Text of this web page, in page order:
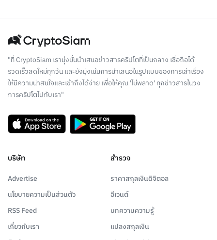
"ที่ CryptoSiam เรามุ่งมั่นนำเสนอข่าวสารคริปโตที่เป็นกลาง เชื่อถือได้
รวดเร็วสดใหม่ทุกวัน และยังมุ่งเน้นการนำเสนอในรูปแบบของการเล่าเรื่อง
ให้มีความน่าสนใจและเข้าถึงได้ง่าย เพื่อให้คุณ 'ไม่พลาด' ทุกข่าวสารในวง
การคริปโตไปกับเรา"
บริษัท
Advertise
นโยบายความเป็นส่วนตัว
RSS Feed
เกี่ยวกับเรา
สำรวจ
ราคาสกุลเงินดิจิตอล
อีเวนต์
บทความความรู้
แปลงสกุลเงิน